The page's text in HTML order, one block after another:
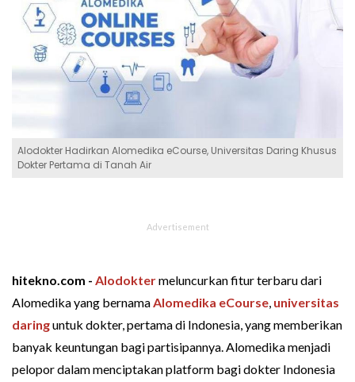
Alodokter Hadirkan Alomedika eCourse, Universitas Daring Khusus
Dokter Pertama di Tanah Air
hitekno.com - Alodoktermeluncurkan fitur terbaru dari
Alomedika yang bernamaAlomedika eCourse, universitas
daringuntuk dokter, pertama di Indonesia, yang memberikan
banyak keuntungan bagi partisipannya. Alomedika menjadi
pelopor dalam menciptakan platform bagi dokter Indonesia